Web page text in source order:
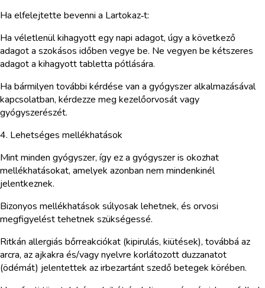
Ha elfelejtette bevenni a Lartokaz‑t:
Ha véletlenül kihagyott egy napi adagot, úgy a következő
adagot a szokásos időben vegye be. Ne vegyen be kétszeres
adagot a kihagyott tabletta pótlására.
Ha bármilyen további kérdése van a gyógyszer alkalmazásával
kapcsolatban, kérdezze meg kezelőorvosát vagy
gyógyszerészét.
4. Lehetséges mellékhatások
Mint minden gyógyszer, így ez a gyógyszer is okozhat
mellékhatásokat, amelyek azonban nem mindenkinél
jelentkeznek.
Bizonyos mellékhatások súlyosak lehetnek, és orvosi
megfigyelést tehetnek szükségessé.
Ritkán allergiás bőrreakciókat (kipirulás, kiütések), továbbá az
arcra, az ajkakra és/vagy nyelvre korlátozott duzzanatot
(ödémát) jelentettek az irbezartánt szedő betegek körében.